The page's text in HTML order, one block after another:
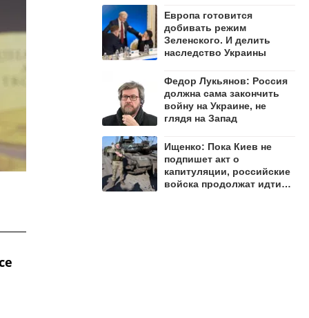
Европа готовится
добивать режим
Зеленского. И делить
наследство Украины
Федор Лукьянов: Россия
должна сама закончить
войну на Украине, не
глядя на Запад
Ищенко: Пока Киев не
подпишет акт о
капитуляции, российские
войска продолжат идти